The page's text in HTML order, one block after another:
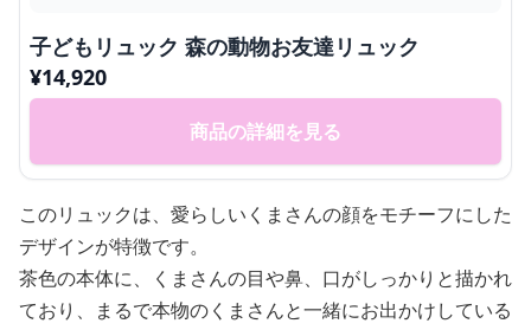
子どもリュック 森の動物お友達リュック
¥14,920
商品の詳細を見る
このリュックは、愛らしいくまさんの顔をモチーフにした
デザインが特徴です。
茶色の本体に、くまさんの目や鼻、口がしっかりと描かれ
ており、まるで本物のくまさんと一緒にお出かけしている